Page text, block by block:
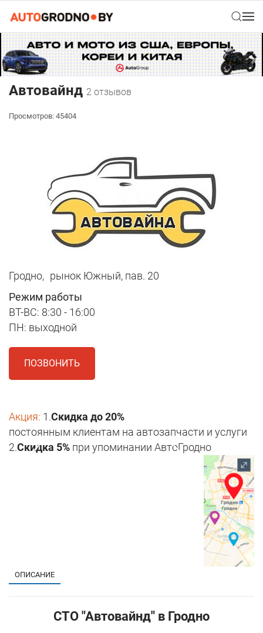
Автовайнд 2 отзывов
Просмотров: 45404
Гродно, рынок Южный, пав. 20
Режим работы
ВТ-ВС: 8:30 - 16:00
ПН: выходной
ПОЗВОНИТЬ
Акция: 1.Скидка до 20%
постоянным клиентам на автозапчасти и услуги
2.Скидка 5% при упоминании АвтоГродно
ОПИСАНИЕ
СТО "Автовайнд" в Гродно